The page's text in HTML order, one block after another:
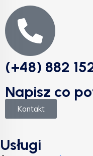
(+48) 882
Napisz co
Kontakt
Usługi